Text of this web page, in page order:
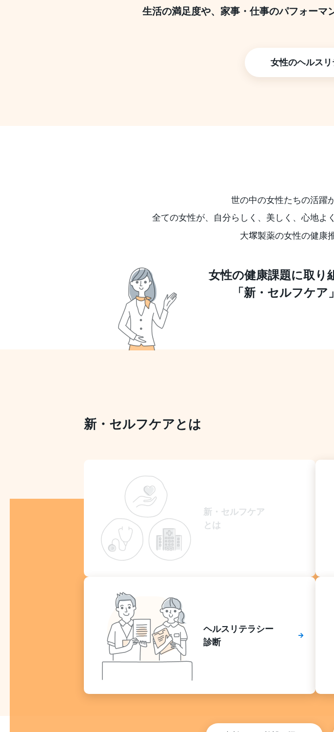
生活の満足度や、家事・仕事のパフォーマ
女性のヘルス
世の中の女性たちの活躍
全ての女性が、自分らしく、美しく、心地よ
大塚製薬の女性の健康
女性の健康課題に取り
「新・セルフケア
新・セルフケアとは
新・セルフケア
とは
ヘルスリテラシー
診断